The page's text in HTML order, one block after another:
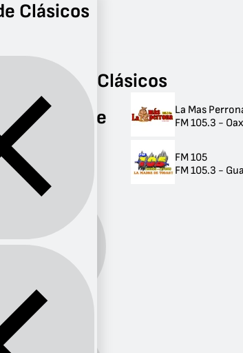
FM 105.3
105.3 de Clásicos
FM 105.3 de
La Mas
FM 105.3 -
FM 105
FM 105.3 -
Clásicos